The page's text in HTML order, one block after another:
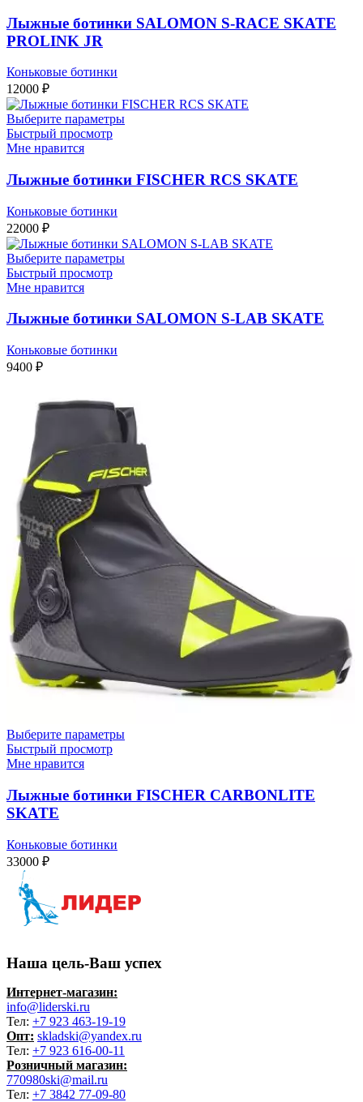
Лыжные ботинки SALOMON S-RACE SKATE
PROLINK JR
Коньковые ботинки
12000 ₽
Выберите параметры
Быстрый просмотр
Мне нравится
Лыжные ботинки FISCHER RCS SKATE
Коньковые ботинки
22000 ₽
Выберите параметры
Быстрый просмотр
Мне нравится
Лыжные ботинки SALOMON S-LAB SKATE
Коньковые ботинки
9400 ₽
Выберите параметры
Быстрый просмотр
Мне нравится
Лыжные ботинки FISCHER CARBONLITE
SKATE
Коньковые ботинки
33000 ₽
Наша цель-Ваш успех
Интернет-магазин:
info@liderski.ru
Тел: +7 923 463-19-19
Опт: skladski@yandex.ru
Тел: +7 923 616-00-11
Розничный магазин:
770980ski@mail.ru
Тел: +7 3842 77-09-80